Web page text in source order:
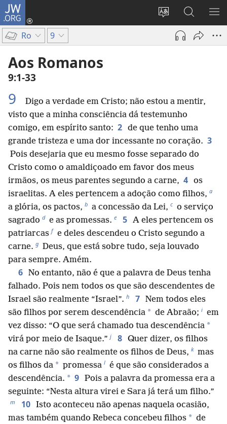
JW.ORG
Alterar
língua
Entrar
(abre
Pesquisar
no
Site
Ro 9
Aos Romanos
9:1-33
9
Digo a verdade em Cristo; não estou a mentir,
visto que a minha consciência dá testemunho
comigo, em espírito santo: 2 de que tenho uma
grande tristeza e uma dor incessante no coração. 3
Pois desejaria que eu mesmo fosse separado do
Cristo como o amaldiçoado em favor dos meus
irmãos, os meus parentes segundo a carne, 4 os
israelitas. A eles pertencem a adoção como filhos, a
a glória, os pactos, b a concessão da Lei, c o serviço
sagrado d e as promessas. e 5 A eles pertencem os
patriarcas f e deles descendeu o Cristo segundo a
carne. g Deus, que está sobre tudo, seja louvado
para sempre. Amém.
6 No entanto, não é que a palavra de Deus tenha
falhado. Pois nem todos os que são descendentes de
Israel são realmente “Israel”. h 7 Nem todos eles
são filhos por serem descendência * de Abraão; i em
vez disso: “O que será chamado tua descendência *
virá por meio de Isaque.” j 8 Quer dizer, os filhos
na carne não são realmente os filhos de Deus, k mas
os filhos da * promessa l é que são considerados a
descendência. * 9 Pois a palavra da promessa era a
seguinte: “Nesta altura virei e Sara já terá um filho.”
m 10 Isto aconteceu não apenas naquela ocasião,
mas também quando Rebeca concebeu filhos * de